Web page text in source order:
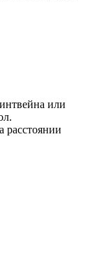
или
расстоянии